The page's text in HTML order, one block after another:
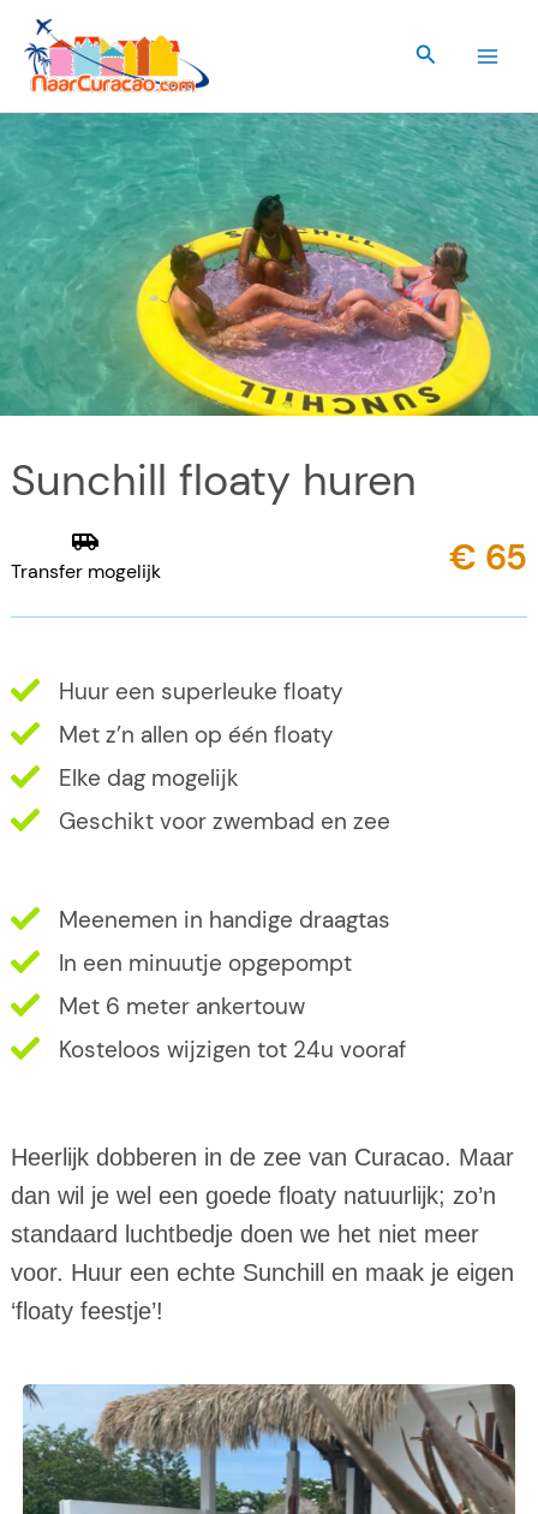
naar
inhoud
Zoeken
Sunchill floaty huren
Transfer mogelijk € 65
Huur een superleuke floaty
Met z’n allen op één floaty
Elke dag mogelijk
Geschikt voor zwembad en zee
Meenemen in handige draagtas
In een minuutje opgepompt
Met 6 meter ankertouw
Kosteloos wijzigen tot 24u vooraf
Heerlijk dobberen in de zee van Curacao. Maar
dan wil je wel een goede floaty natuurlijk; zo’n
standaard luchtbedje doen we het niet meer
voor. Huur een echte Sunchill en maak je eigen
‘floaty feestje’!